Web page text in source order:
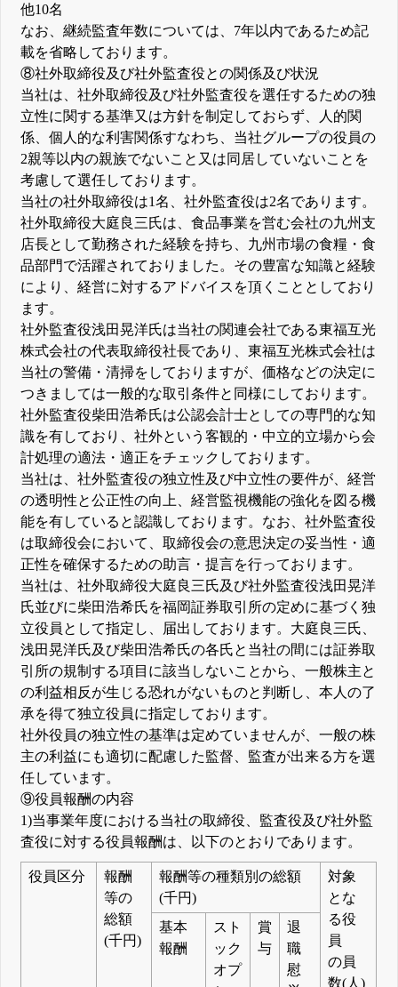
他10名
なお、継続監査年数については、7年以内であるため記
載を省略しております。
⑧社外取締役及び社外監査役との関係及び状況
当社は、社外取締役及び社外監査役を選任するための独
立性に関する基準又は方針を制定しておらず、人的関
係、個人的な利害関係すなわち、当社グループの役員の
2親等以内の親族でないこと又は同居していないことを
考慮して選任しております。
当社の社外取締役は1名、社外監査役は2名であります。
社外取締役大庭良三氏は、食品事業を営む会社の九州支
店長として勤務された経験を持ち、九州市場の食糧・食
品部門で活躍されておりました。その豊富な知識と経験
により、経営に対するアドバイスを頂くこととしており
ます。
社外監査役浅田晃洋氏は当社の関連会社である東福互光
株式会社の代表取締役社長であり、東福互光株式会社は
当社の警備・清掃をしておりますが、価格などの決定に
つきましては一般的な取引条件と同様にしております。
社外監査役柴田浩希氏は公認会計士としての専門的な知
識を有しており、社外という客観的・中立的立場から会
計処理の適法・適正をチェックしております。
当社は、社外監査役の独立性及び中立性の要件が、経営
の透明性と公正性の向上、経営監視機能の強化を図る機
能を有していると認識しております。なお、社外監査役
は取締役会において、取締役会の意思決定の妥当性・適
正性を確保するための助言・提言を行っております。
当社は、社外取締役大庭良三氏及び社外監査役浅田晃洋
氏並びに柴田浩希氏を福岡証券取引所の定めに基づく独
立役員として指定し、届出しております。大庭良三氏、
浅田晃洋氏及び柴田浩希氏の各氏と当社の間には証券取
引所の規制する項目に該当しないことから、一般株主と
の利益相反が生じる恐れがないものと判断し、本人の了
承を得て独立役員に指定しております。
社外役員の独立性の基準は定めていませんが、一般の株
主の利益にも適切に配慮した監督、監査が出来る方を選
任しています。
⑨役員報酬の内容
1)当事業年度における当社の取締役、監査役及び社外監
査役に対する役員報酬は、以下のとおりであります。
役員区分
報酬
等の
総額
(千円)
報酬等の種類別の総額
(千円)
対象
とな
る役
員
の員
数(人)
基本
報酬
スト
ック
オプ
賞
与
退
職
慰